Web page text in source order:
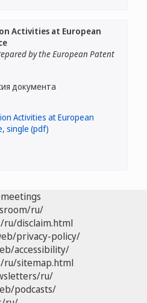
Activities at European
by the European Patent
документа
ru/
disclaim.html
privacy-policy/
accessibility/
sitemap.html
ru/
podcasts/